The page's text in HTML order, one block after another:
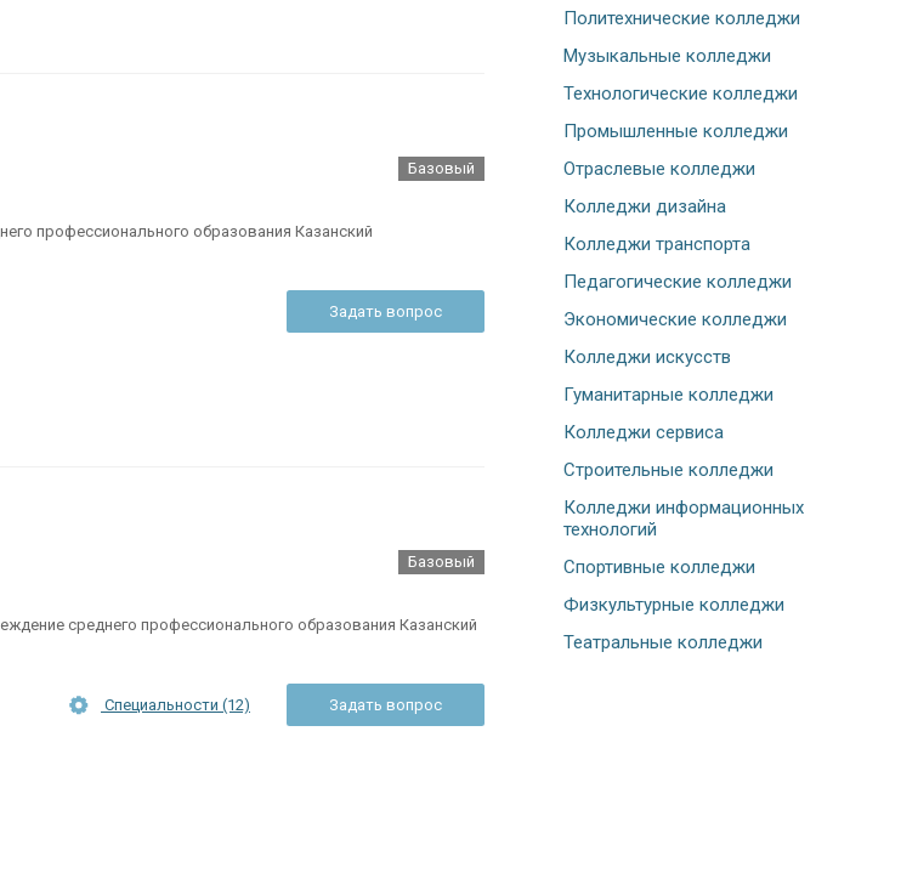
Базовый
профессионального образования Казанский
Задать вопрос
Базовый
среднего профессионального образования Казанский
Специальности (12) Задать вопрос
Политехнические колледжи
Музыкальные колледжи
Технологические колледжи
Промышленные колледжи
Отраслевые колледжи
Колледжи дизайна
Колледжи транспорта
Педагогические колледжи
Экономические колледжи
Колледжи искусств
Гуманитарные колледжи
Колледжи сервиса
Строительные колледжи
Колледжи информационных
технологий
Спортивные колледжи
Физкультурные колледжи
Театральные колледжи